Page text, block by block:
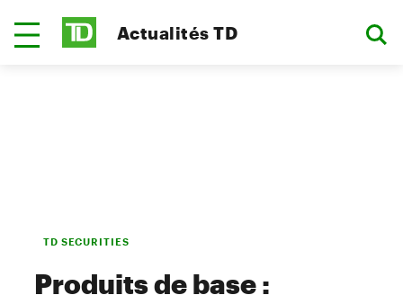
Actualités TD
TD SECURITIES
Produits de base :